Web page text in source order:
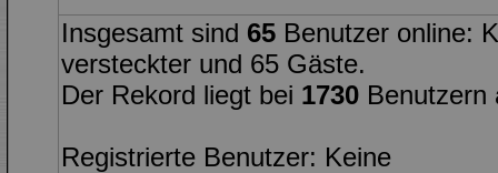
Insgesamt sind 65 Benutzer online:
versteckter und 65 Gäste.
Der Rekord liegt bei 1730 Benutzern
Registrierte Benutzer: Keine